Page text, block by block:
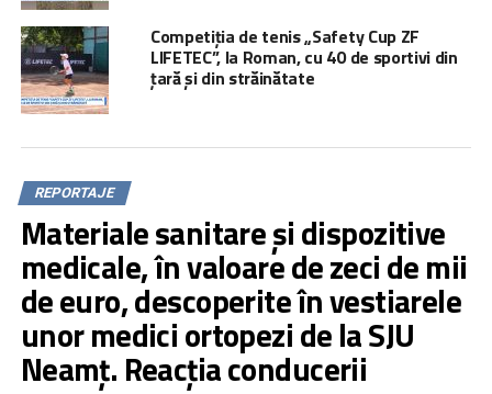
Competiția de tenis „Safety Cup ZF
LIFETEC”, la Roman, cu 40 de sportivi din
țară și din străinătate
REPORTAJE
Materiale sanitare și dispozitive
medicale, în valoare de zeci de mii
de euro, descoperite în vestiarele
unor medici ortopezi de la SJU
Neamț. Reacția conducerii